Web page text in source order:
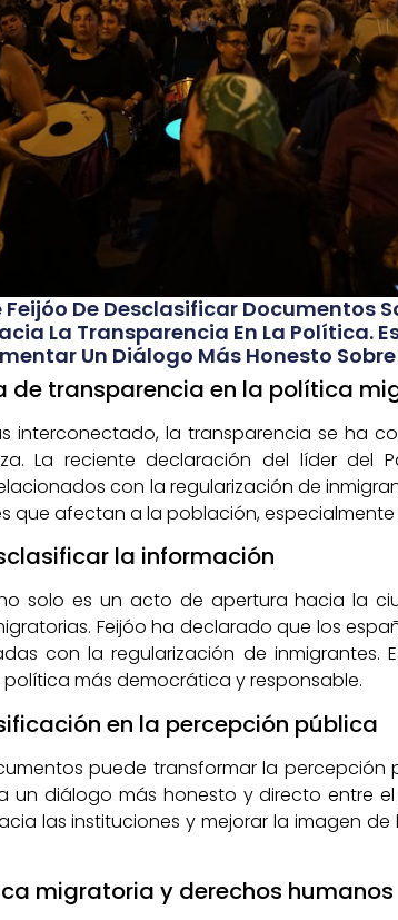
Feijóo De Desclasificar Documentos
La Transparencia En La Política.
Un Diálogo Más Honesto
de transparencia en la política
interconectado, la transparencia se ha
La reciente declaración del líder del
con la regularización de
que afectan a la población,
la información
solo es un acto de apertura hacia la
Feijóo ha declarado que los
con la regularización de inmigrantes.
más democrática y responsable.
en la percepción pública
puede transformar la percepción
un diálogo más honesto y directo entre
las instituciones y mejorar la imagen
migratoria y derechos humanos